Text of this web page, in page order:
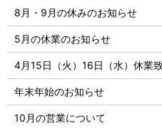
8月・9月の休みのお知らせ
5月の休業のお知らせ
4月15日（火）16日（水）休業致
年末年始のお知らせ
10月の営業について